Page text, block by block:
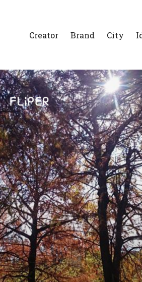
Creator Brand City